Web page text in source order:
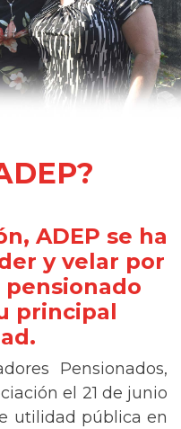
ADEP se ha
y velar por
principal
Pensionados,
el 21 de junio
utilidad pública en